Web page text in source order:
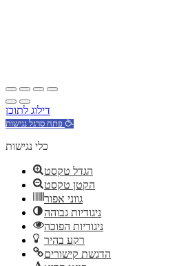
דילוג לתוכן
פתח סרגל נגישות
כלי נגישות
הגדל טקסט
הקטן טקסט
גווני אפור
ניגודיות גבוהה
ניגודיות הפוכה
רקע בהיר
הדגשת קישורים